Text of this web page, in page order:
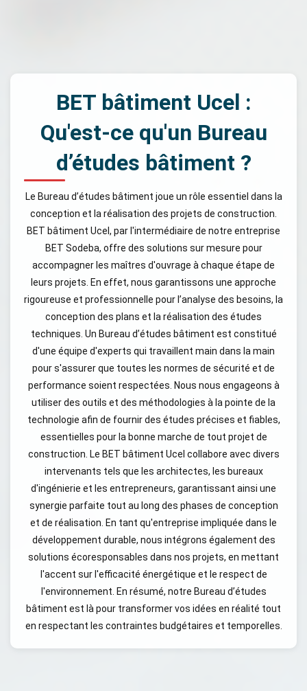
BET bâtiment Ucel :
Qu'est-ce qu'un Bureau
d’études bâtiment ?
Le Bureau d’études bâtiment joue un rôle essentiel dans la
conception et la réalisation des projets de construction.
BET bâtiment Ucel, par l'intermédiaire de notre entreprise
BET Sodeba, offre des solutions sur mesure pour
accompagner les maîtres d'ouvrage à chaque étape de
leurs projets. En effet, nous garantissons une approche
rigoureuse et professionnelle pour l’analyse des besoins, la
conception des plans et la réalisation des études
techniques. Un Bureau d’études bâtiment est constitué
d'une équipe d'experts qui travaillent main dans la main
pour s'assurer que toutes les normes de sécurité et de
performance soient respectées. Nous nous engageons à
utiliser des outils et des méthodologies à la pointe de la
technologie afin de fournir des études précises et fiables,
essentielles pour la bonne marche de tout projet de
construction. Le BET bâtiment Ucel collabore avec divers
intervenants tels que les architectes, les bureaux
d'ingénierie et les entrepreneurs, garantissant ainsi une
synergie parfaite tout au long des phases de conception
et de réalisation. En tant qu'entreprise impliquée dans le
développement durable, nous intégrons également des
solutions écoresponsables dans nos projets, en mettant
l'accent sur l'efficacité énergétique et le respect de
l'environnement. En résumé, notre Bureau d’études
bâtiment est là pour transformer vos idées en réalité tout
en respectant les contraintes budgétaires et temporelles.